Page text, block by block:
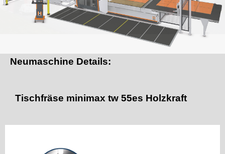
Neumaschine Details:
Tischfräse minimax tw 55es Holzkraft